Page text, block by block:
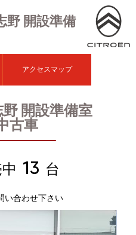
野 開設準備
アクセスマップ
開設準備室
古車
13 台
い合わせ下さい